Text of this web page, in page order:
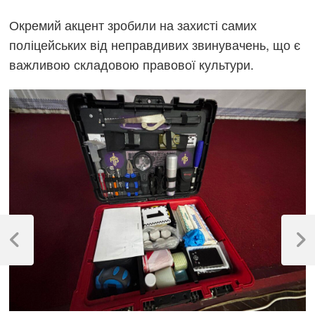
Окремий акцент зробили на захисті самих
поліцейських від неправдивих звинувачень, що є
важливою складовою правової культури.
Навігація
записів
Previous
Next
Post